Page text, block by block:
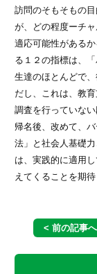
訪問のそもそもの
が、どの程度ーチ
適応可能性がある
る１２の指標は、
生達のほとんどで
だし、これは、教
調査を行っていな
帰名後、改めて、
法」と社会人基礎
は、実践的に適用
えてくることを期待
< 前の記事へ